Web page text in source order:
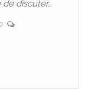
de discuter…